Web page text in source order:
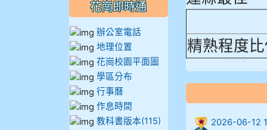
精熟程度
906陳兆宏
912余 嘉
914謝佩臻
2026-06-12
花崗即時通
辦公室電話
地理位置
花崗校園平面圖
學區分布
行事曆
作息時間
教科書版本(115)